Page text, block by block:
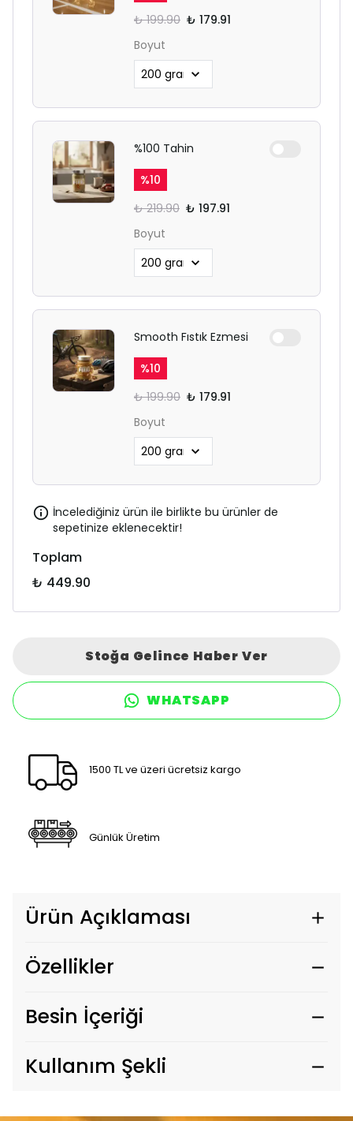
₺ 199.90 ₺ 179.91
Boyut
%100 Tahin
%10
₺ 219.90 ₺ 197.91
Boyut
Smooth Fıstık Ezmesi
%10
₺ 199.90 ₺ 179.91
Boyut
İncelediğiniz ürün ile birlikte bu ürünler de
sepetinize eklenecektir!
Toplam
₺ 449.90
Stoğa Gelince Haber Ver
WHATSAPP
1500 TL ve üzeri ücretsiz kargo
Günlük Üretim
Ürün Açıklaması
Özellikler
Besin İçeriği
Kullanım Şekli